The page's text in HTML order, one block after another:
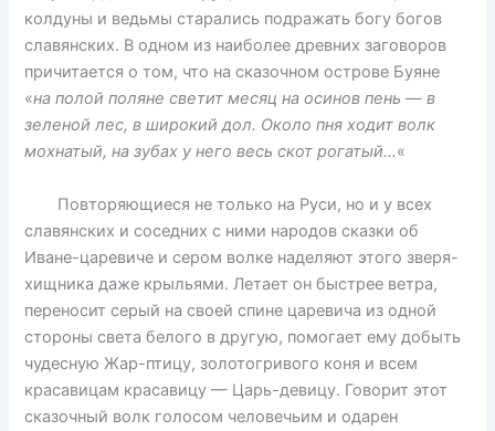
колдуны и ведьмы старались подражать богу богов
славянских. В одном из наиболее древних заговоров
причитается о том, что на сказочном острове Буяне
«на полой поляне светит месяц на осинов пень — в
зеленой лес, в широкий дол. Около пня ходит волк
мохнатый, на зубах у него весь скот рогатый…«
Повторяющиеся не только на Руси, но и у всех
славянских и соседних с ними народов сказки об
Иване-царевиче и сером волке наделяют этого зверя-
хищника даже крыльями. Летает он быстрее ветра,
переносит серый на своей спине царевича из одной
стороны света белого в другую, помогает ему добыть
чудесную Жар-птицу, золотогривого коня и всем
красавицам красавицу — Царь-девицу. Говорит этот
сказочный волк голосом человечьим и одарен